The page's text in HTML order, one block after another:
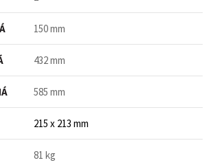
150 mm
432 mm
585 mm
215 x 213 mm
81 kg